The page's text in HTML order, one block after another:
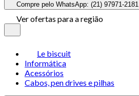
Compre pelo WhatsApp: (21) 97971-2181
Ver ofertas para a região
Le biscuit
Informática
Acessórios
Cabos, pen drives e pilhas